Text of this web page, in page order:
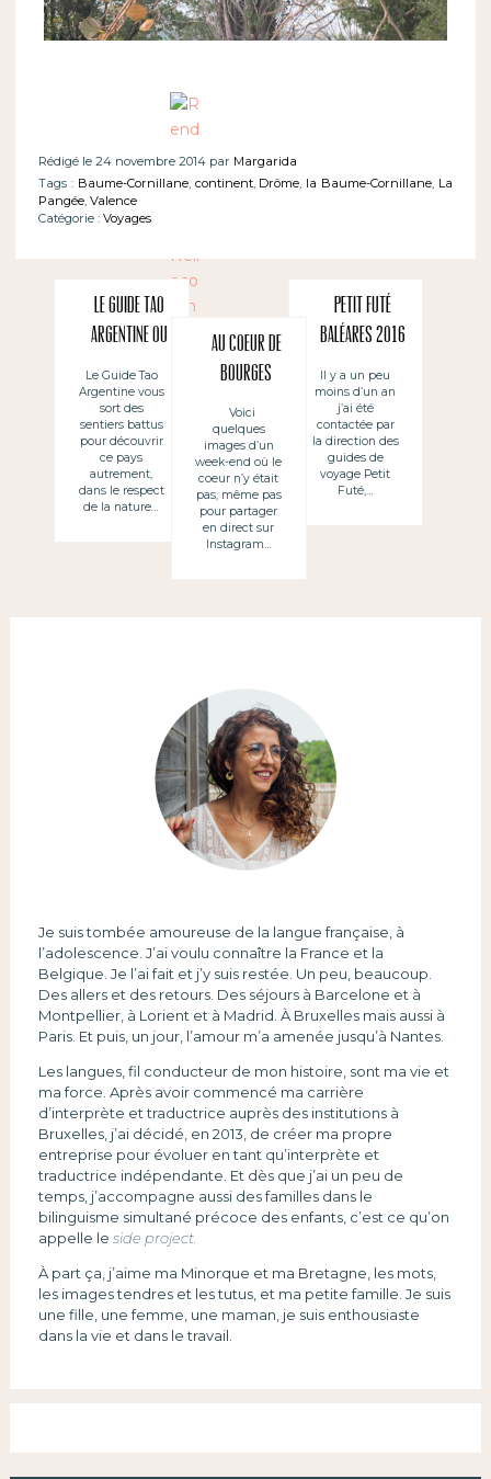
Rédigé le 24 novembre 2014 par Margarida
Tags : Baume-Cornillane, continent, Drôme, la Baume-Cornillane, La
Pangée, Valence
Catégorie : Voyages
Le Guide Tao
Argentine ou
comment
voyager
autrement
Le Guide Tao
Argentine vous
sort des
sentiers battus
pour découvrir
ce pays
autrement,
dans le respect
de la nature…
Au coeur de
Bourges
Voici
quelques
images d’un
week-end où le
coeur n’y était
pas, même pas
pour partager
en direct sur
Instagram…
Petit Futé
Baléares 2016
: auteur pour
un guide de
voyages, c’est
comment ?
Il y a un peu
moins d’un an
j’ai été
contactée par
la direction des
guides de
voyage Petit
Futé,…
Je suis tombée amoureuse de la langue française, à
l’adolescence. J’ai voulu connaître la France et la
Belgique. Je l’ai fait et j’y suis restée. Un peu, beaucoup.
Des allers et des retours. Des séjours à Barcelone et à
Montpellier, à Lorient et à Madrid. À Bruxelles mais aussi à
Paris. Et puis, un jour, l’amour m’a amenée jusqu’à Nantes.
Les langues, fil conducteur de mon histoire, sont ma vie et
ma force. Après avoir commencé ma carrière
d’interprète et traductrice auprès des institutions à
Bruxelles, j’ai décidé, en 2013, de créer ma propre
entreprise pour évoluer en tant qu’interprète et
traductrice indépendante. Et dès que j’ai un peu de
temps, j’accompagne aussi des familles dans le
bilinguisme simultané précoce des enfants, c’est ce qu’on
appelle le side project.
À part ça, j’aime ma Minorque et ma Bretagne, les mots,
les images tendres et les tutus, et ma petite famille. Je suis
une fille, une femme, une maman, je suis enthousiaste
dans la vie et dans le travail.